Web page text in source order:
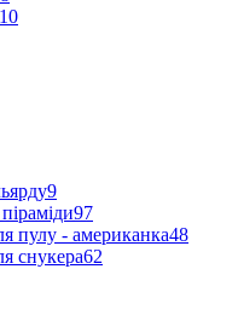
10
9
97
пулу - американка48
снукера62